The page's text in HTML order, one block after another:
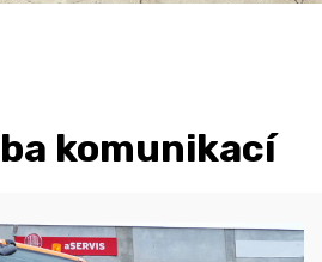
komunikací